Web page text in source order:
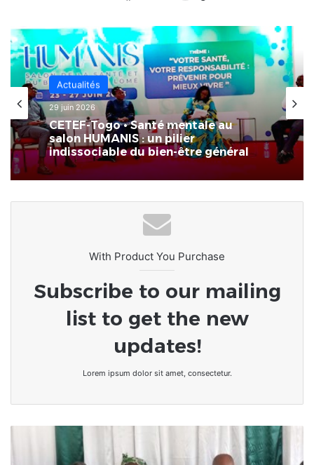
Actualités
il y a 3 semaines
[LeCoupD’œil] Le chassé-croisé
entre vacanciers de juillet et d’août
a commencé.
Actualités
29 juin 2026
CETEF-Togo • Santé mentale au
salon HUMANIS : un pilier
indissociable du bien-être général
With Product You Purchase
Subscribe to our mailing
list to get the new
updates!
Lorem ipsum dolor sit amet, consectetur.